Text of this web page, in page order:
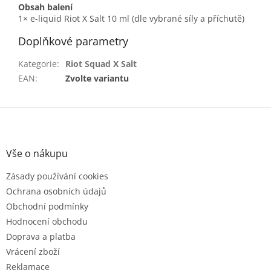
Obsah balení
1× e-liquid Riot X Salt 10 ml (dle vybrané síly a příchutě)
Doplňkové parametry
Kategorie:
Riot Squad X Salt
EAN: Zvolte variantu
Z
Vše o nákupu
Zásady používání cookies
Ochrana osobních údajů
Obchodní podmínky
Hodnocení obchodu
Doprava a platba
Vrácení zboží
Reklamace